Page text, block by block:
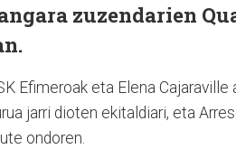
zuzendarien
Efimeroak eta Elena
jarri dioten ekitaldiari, eta
ondoren.